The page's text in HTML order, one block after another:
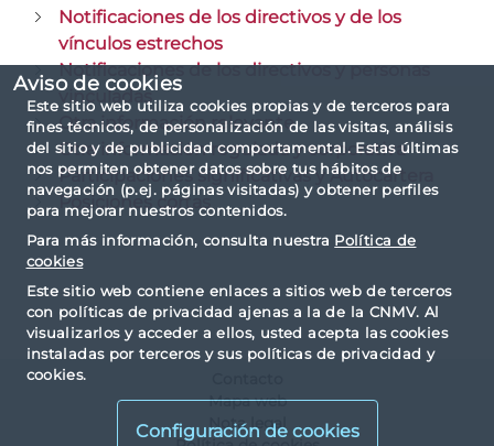
Aviso de cookies
Este sitio web utiliza cookies propias y de terceros para
fines técnicos, de personalización de las visitas, análisis
del sitio y de publicidad comportamental. Estas últimas
nos permiten obtener datos sobre tus hábitos de
navegación (p.ej. páginas visitadas) y obtener perfiles
para mejorar nuestros contenidos.
Para más información, consulta nuestra Política de
cookies
Este sitio web contiene enlaces a sitios web de terceros
con políticas de privacidad ajenas a la de la CNMV. Al
visualizarlos y acceder a ellos, usted acepta las cookies
instaladas por terceros y sus políticas de privacidad y
cookies.
Configuración de cookies
Notificaciones de los directivos y de los
vínculos estrechos
Notificaciones de los directivos y personas
vinculadas
Otra información relevante
Otra información regulada y corporativa
Participaciones significativas y Autocartera
Posiciones cortas
Mapa web
Nota legal